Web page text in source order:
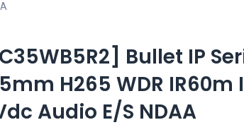
Bullet IP
H265 WDR IR60m
Audio E/S NDAA